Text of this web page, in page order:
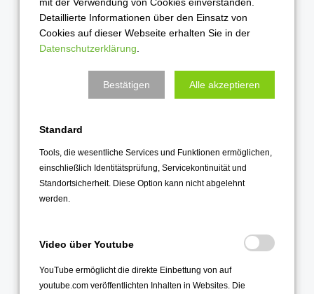
August 2021
Juli 2021
Februar 2021
Januar 2021
Dezember 2020
November 2020
Oktober 2020
Detaillierte Informationen über den Einsatz von
Cookies auf dieser Webseite erhalten Sie in der
Datenschutzerklärung
Bestätigen Alle akzeptieren
Standard
Tools, die wesentliche Services und Funktionen ermöglichen,
einschließlich Identitätsprüfung, Servicekontinuität und
Standortsicherheit. Diese Option kann nicht abgelehnt
werden.
Video über Youtube
YouTube ermöglicht die direkte Einbettung von auf
youtube.com veröffentlichten Inhalten in Websites. Die